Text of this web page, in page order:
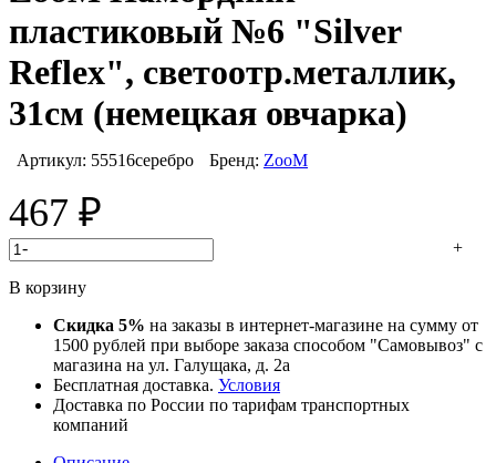
пластиковый №6 "Silver
Reflex", светоотр.металлик,
31см (немецкая овчарка)
Артикул: 55516серебро Бренд: ZooM
467 ₽
- +
В корзину
Скидка 5% на заказы в интернет-магазине на сумму от
1500 рублей при выборе заказа способом "Самовывоз" с
магазина на ул. Галущака, д. 2а
Бесплатная доставка. Условия
Доставка по России по тарифам транспортных
компаний